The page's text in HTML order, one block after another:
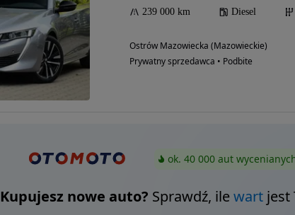
239 000 km Diesel
Ostrów Mazowiecka (Mazowieckie)
Prywatny sprzedawca • Podbite
ok. 40 000 aut
Kupujesz nowe auto? Sprawdź, ilewartjest